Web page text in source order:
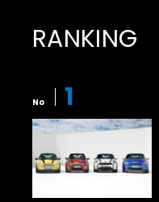
RANKING
No 1